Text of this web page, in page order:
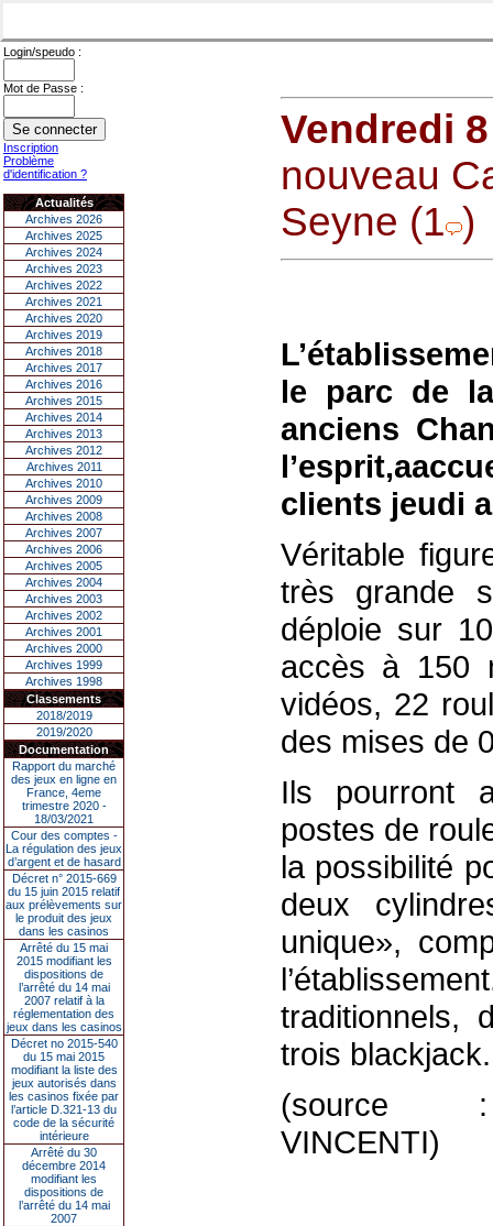
Login/speudo :
Mot de Passe :
Inscription
Problème
d'identification ?
Actualités
Archives 2026
Archives 2025
Archives 2024
Archives 2023
Archives 2022
Archives 2021
Archives 2020
Archives 2019
Archives 2018
Archives 2017
Archives 2016
Archives 2015
Archives 2014
Archives 2013
Archives 2012
Archives 2011
Archives 2010
Archives 2009
Archives 2008
Archives 2007
Archives 2006
Archives 2005
Archives 2004
Archives 2003
Archives 2002
Archives 2001
Archives 2000
Archives 1999
Archives 1998
Classements
2018/2019
2019/2020
Documentation
Rapport du marché
des jeux en ligne en
France, 4eme
trimestre 2020 -
18/03/2021
Cour des comptes -
La régulation des jeux
d’argent et de hasard
Décret n° 2015-669
du 15 juin 2015 relatif
aux prélèvements sur
le produit des jeux
dans les casinos
Arrêté du 15 mai
2015 modifiant les
dispositions de
l’arrêté du 14 mai
2007 relatif à la
réglementation des
jeux dans les casinos
Décret no 2015-540
du 15 mai 2015
modifiant la liste des
jeux autorisés dans
les casinos fixée par
l’article D.321-13 du
code de la sécurité
intérieure
Arrêté du 30
décembre 2014
modifiant les
dispositions de
l’arrêté du 14 mai
2007
Vendredi
nouveau
Seyne (1 )
le parc de
anciens
clients jeudi
Véritable
très grande
déploie sur
accès à 150
vidéos, 22
des mises de
Ils pourront
postes de
la possibilité
deux
unique»,
traditionnels,
trois blackjack.
(source :
VINCENTI)